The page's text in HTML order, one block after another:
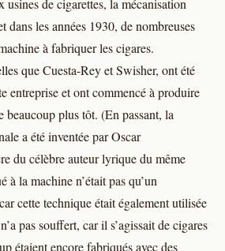
usines de cigarettes, la mécanisation
dans les années 1930, de nombreuses
à fabriquer les cigares.
que Cuesta-Rey et Swisher, ont été
entreprise et ont commencé à produire
beaucoup plus tôt. (En passant, la
a été inventée par Oscar
du célèbre auteur lyrique du même
la machine n’était pas qu’un
cette technique était également utilisée
pas souffert, car il s’agissait de cigares
étaient encore fabriqués avec des